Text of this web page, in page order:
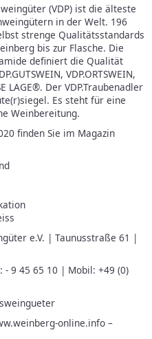
(VDP) ist die älteste
in der Welt. 196
strenge Qualitätsstandards
bis zur Flasche. Die
definiert die Qualität
VDP.ORTSWEIN,
LAGE®. Der VDP.Traubenadler
Es steht für eine
Weinbereitung.
finden Sie im Magazin
e.V. | Taunusstraße 61 |
- 9 45 65 10 | Mobil: +49 (0)
online.info –